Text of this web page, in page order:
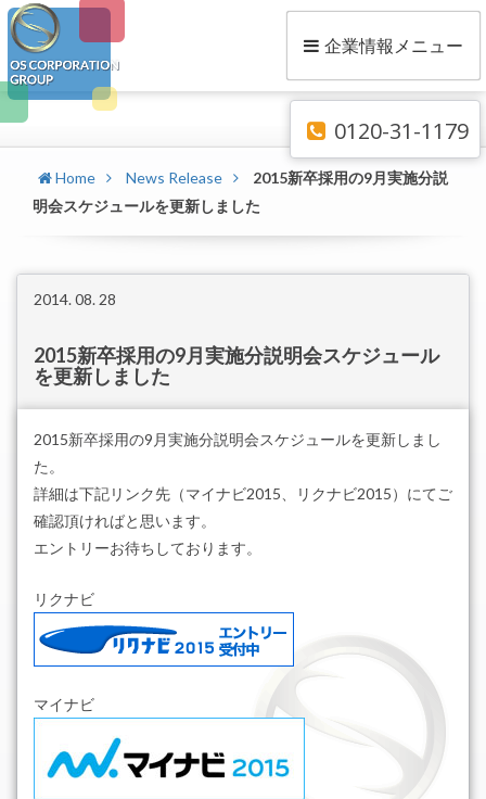
企業情報メニュー
0120-31-1179
Home News Release
2015新卒採用の9月実施分説
明会スケジュールを更新しました
2014. 08. 28
2015新卒採用の9月実施分説明会スケジュール
を更新しました
2015新卒採用の9月実施分説明会スケジュールを更新しまし
た。
詳細は下記リンク先（マイナビ2015、リクナビ2015）にてご
確認頂ければと思います。
エントリーお待ちしております。
リクナビ
マイナビ